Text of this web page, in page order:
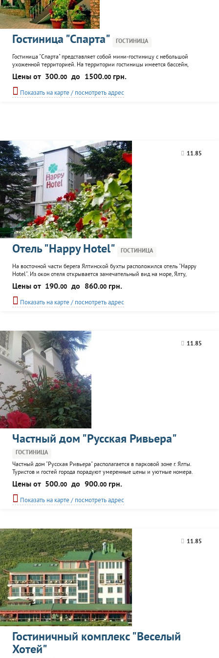
Гостиница "Спарта" ГОСТИНИЦА
Гостиница "Спарта" представляет собой мини-гостиницу с небольшой
ухоженной территорией. На территории гостиницы имеется бассейн,
детская площадка. Номерной фонд состоит из 26-ти номеров разного
класса. Все номера мебелированы и оснащены кондиционерами, ТВ,
холодильниками, беспроводным интернетом. К услугам постояльцев:
конференц-зал для проведений семинаров, втреч, тренингов;...
Цены от 300.00 до 1500.00 грн.
Показать на карте / посмотреть адрес
11.85
Отель "Happy Hotel" ГОСТИНИЦА
На восточной части берега Ялтинской бухты расположился отель "Happy
Hotel". Из окон отеля открывается замечательный вид на море, Ялту,
виноградники Массандры. Большим плюсом считается наличие
собственного пляжа. Отель представляет собой 4-х этажное здание,
расположеное в окружени кедров, различных пород хвойных деревьев. К
услугам гостей представлены номера класса: эконом, комфорт и...
Цены от 190.00 до 860.00 грн.
Показать на карте / посмотреть адрес
11.85
Частный дом "Русская Ривьера"
ГОСТИНИЦА
Частный дом "Русская Ривьера" располагается в парковой зоне г. Ялты.
Туристов и гостей города порадуют умеренные цены и уютные номера.
Номер состоит из кухни, спальни, с/у. Приятная обстановка и оснащение
современной техникой - порадуют гостей. Постояльцы частного дома
"Русская Ривьера" могут воспользоваться рядом услуг: бассейн, джакузи,
турецкая баня, тренажерный зал...
Цены от 500.00 до 900.00 грн.
Показать на карте / посмотреть адрес
11.85
Гостиничный комплекс "Веселый
Хотей"